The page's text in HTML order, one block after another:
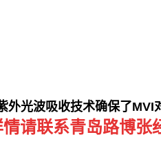
外光波吸收技术确保了MVI
请联系青岛路博张